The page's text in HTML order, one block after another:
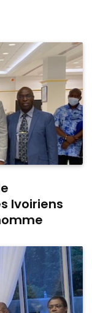
Ivoiriens